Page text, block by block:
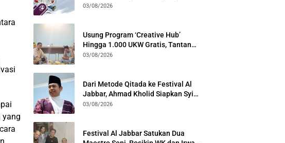
yang
Menuntut Solidaritas Lintas
03/08/2026
Usung Program ‘Creative Hub’
Hingga 1.000 UKW Gratis, Tantan
Sulthon Paparkan Visi PWI Jabar di
03/08/2026
Dari Metode Qitada ke Festival Al
Jabbar, Ahmad Kholid Siapkan Syiar
Al-Qur’an Lewat Nada
03/08/2026
Festival Al Jabbar Satukan Dua